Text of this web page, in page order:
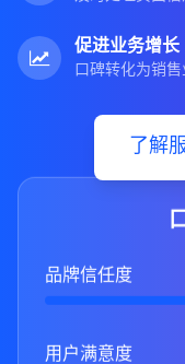
促进业务增长
口碑转化为销
了解
品牌信任度
用户满意度